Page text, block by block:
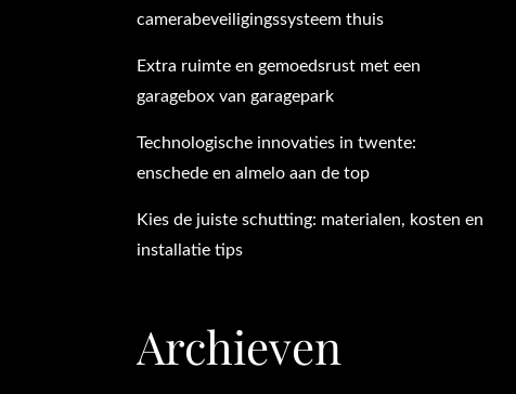
camerabeveiligingssysteem thuis
Extra ruimte en gemoedsrust met een
garagebox van garagepark
Technologische innovaties in twente:
enschede en almelo aan de top
Kies de juiste schutting: materialen, kosten en
installatie tips
Archieven